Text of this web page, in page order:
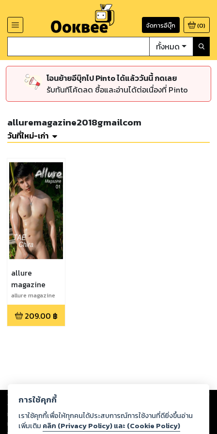
จัดการอีบุ๊ก (0)
ทั้งหมด
โอนย้ายอีบุ๊กไป Pinto ได้แล้ววันนี้ กดเลย
รับทันทีโค้ดลด ซื้อและอ่านได้ต่อเนื่องที่ Pinto
alluremagazine2018gmailcom
วันที่ใหม่-เก่า
allure
magazine
allure magazine
01
209.00 ฿
Copyright © 2026
ต่อผลงานหรือเนื้อหาใดที่อัปโหลดผ่านเว็บไซต์และปรากฏว่าละเมิดสิทธิใน
ทรัพย์สินทางปัญญาของบุคคลอื่นหรือขัดต่อกฎหมายและศีลธรรม ดังนั้น ผู้อ่าน
ทุกท่านโปรดใช้วิจารณญาณในการกลั่นกรองด้วยตนเอง และหากท่านพบว่าส่วน
การใช้คุกกี้
เราใช้คุกกี้เพื่อให้ทุกคนได้ประสบการณ์การใช้งานที่ดียิ่งขึ้นอ่าน
เพิ่มเติม คลิก (Privacy Policy) และ (Cookie Policy)